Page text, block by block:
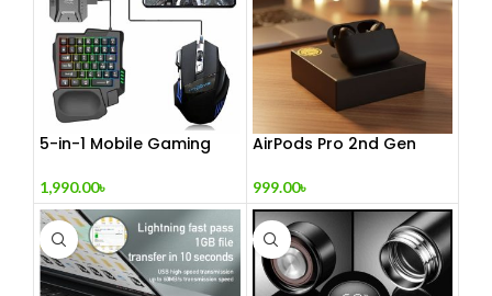
5-in-1 Mobile Gaming
1,990.00৳
AirPods Pro 2nd Gen
999.00৳